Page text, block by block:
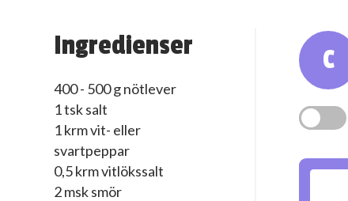
Ingredienser
400 - 500 g nötlever
1 tsk salt
1 krm vit- eller
svartpeppar
0,5 krm vitlökssalt
2 msk smör
C